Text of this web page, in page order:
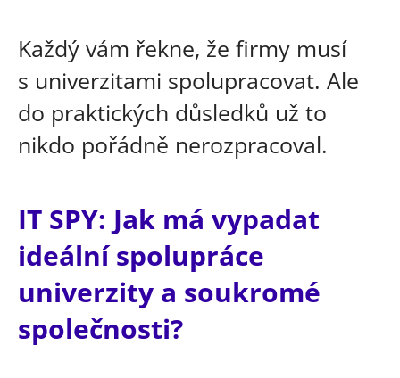
Každý vám řekne, že firmy musí
s univerzitami spolupracovat. Ale
do praktických důsledků už to
nikdo pořádně nerozpracoval.
IT SPY: Jak má vypadat
ideální spolupráce
univerzity a soukromé
společnosti?